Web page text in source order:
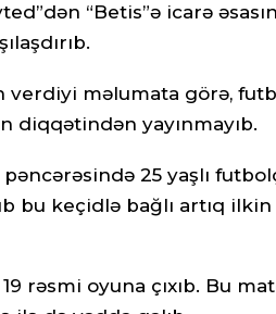
“Betis”ə icarə
verdiyi məlumata görə,
diqqətindən yayınmayıb.
25 yaşlı
bu keçidlə bağlı artıq ilkin
rəsmi oyuna çıxıb. Bu